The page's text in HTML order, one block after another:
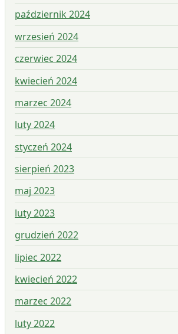
październik 2024
wrzesień 2024
czerwiec 2024
kwiecień 2024
marzec 2024
luty 2024
styczeń 2024
sierpień 2023
maj 2023
luty 2023
grudzień 2022
lipiec 2022
kwiecień 2022
marzec 2022
luty 2022